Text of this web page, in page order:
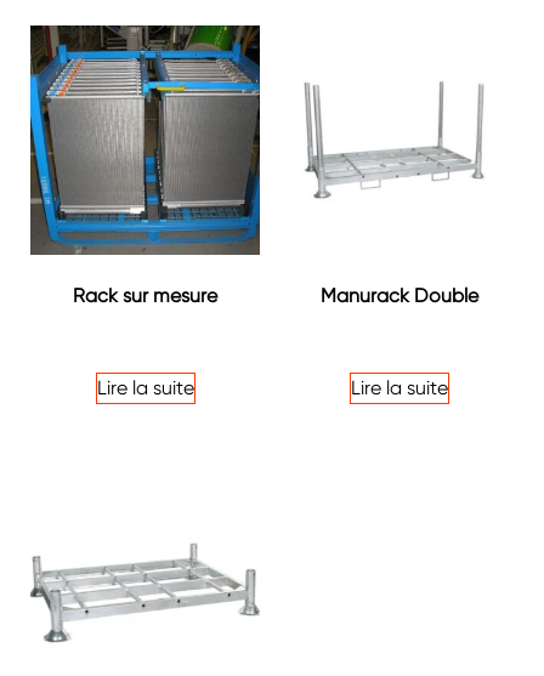
Rack sur mesure
sur 5
Lire la suite
Manurack Double
sur 5
Lire la suite